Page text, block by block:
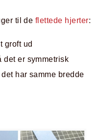
til de flettede hjerter:
groft ud
det er symmetrisk
har samme bredde